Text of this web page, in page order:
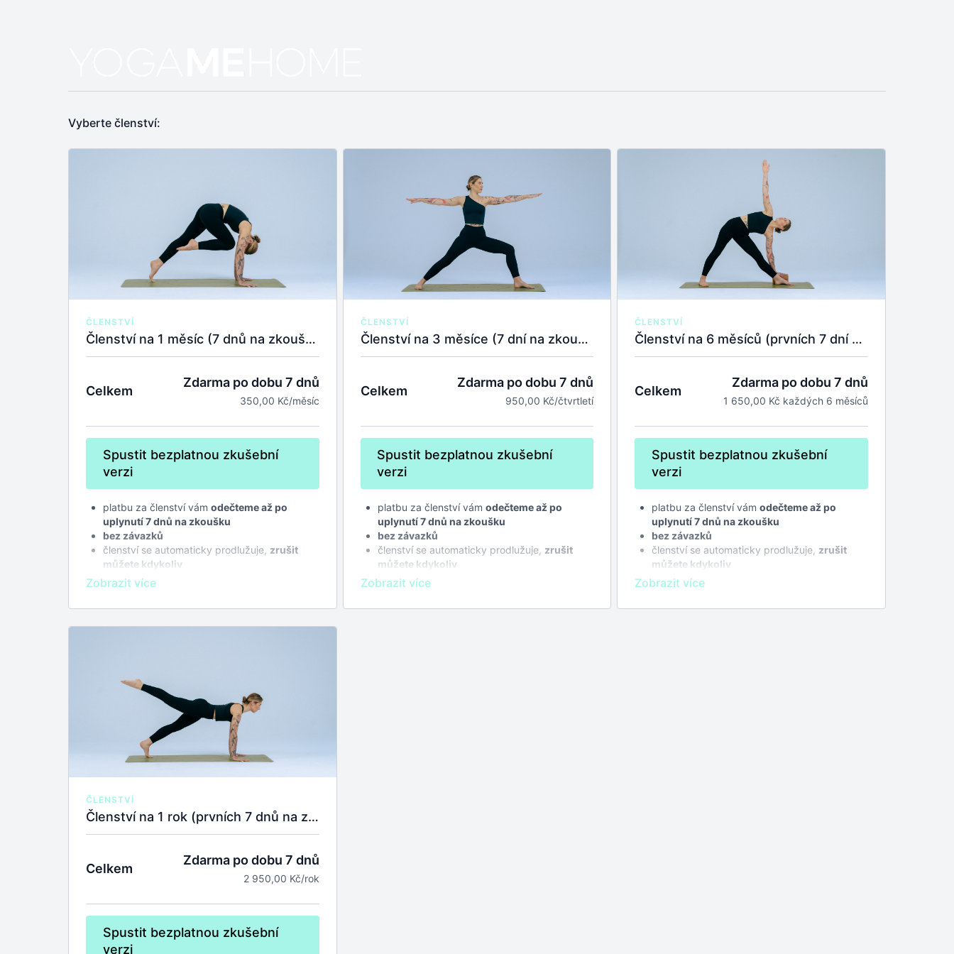
Vyberte členství:
ČLENSTVÍ
Členství na 1 měsíc (7 dnů na zkoušku zdarma)
Celkem
Zdarma po dobu 7 dnů
350,00 Kč/měsíc
Spustit bezplatnou zkušební
verzi
platbu za členství vám odečteme až po
uplynutí 7 dnů na zkoušku
bez závazků
členství se automaticky prodlužuje, zrušit
můžete kdykoliv
ČLENSTVÍ
Členství na 3 měsíce (7 dní na zkoušku zdarma)
Celkem
Zdarma po dobu 7 dnů
950,00 Kč/čtvrtletí
Spustit bezplatnou zkušební
verzi
platbu za členství vám odečteme až po
uplynutí 7 dnů na zkoušku
bez závazků
členství se automaticky prodlužuje, zrušit
můžete kdykoliv
ČLENSTVÍ
Členství na 6 měsíců (prvních 7 dní na zkoušku zdarma).
Celkem
Zdarma po dobu 7 dnů
1 650,00 Kč každých 6 měsíců
Spustit bezplatnou zkušební
verzi
platbu za členství vámodečteme až po
uplynutí 7 dnů na zkoušku
bez závazků
členství se automaticky prodlužuje, zrušit
můžete kdykoliv
ČLENSTVÍ
Členství na 1 rok (prvních 7 dnů na zkoušku zdarma)
Celkem
Zdarma po dobu 7 dnů
2 950,00 Kč/rok
Spustit bezplatnou zkušební
verzi